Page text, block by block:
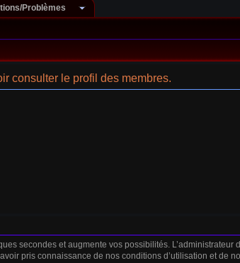
Problèmes
consulter le profil des membres.
secondes et augmente vos possibilités.
pris connaissance de nos conditions d’utilisation et de